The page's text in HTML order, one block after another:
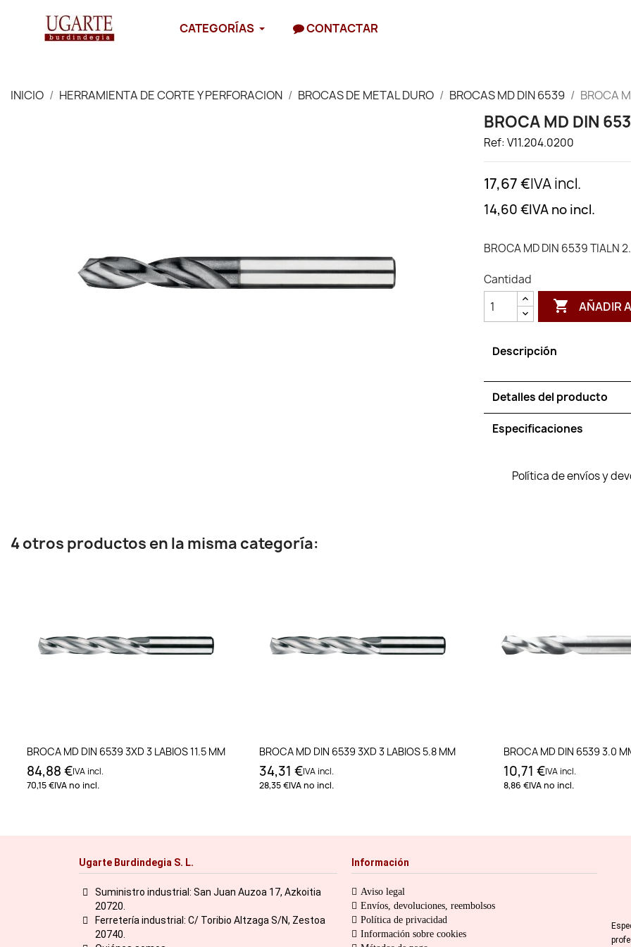
CATEGORÍAS CONTACTAR
INICIO HERRAMIENTA DE CORTE Y PERFORACION BROCAS DE METAL DURO BROCAS MD DIN 6539 BROCA
BROCA MD DIN
Ref: V11.204.0200
17,67 €IVA incl.
14,60 €IVA no incl.
BROCA MD DIN 6539 TIALN
Cantidad
 AÑADIR
Descripción
Detalles del producto
Especificaciones
Política de envíos y
4 otros productos en la misma categoría:
Añadir al carrito
BROCA MD DIN 6539 3XD 3 LABIOS 11.5 MM
84,88 €IVA incl.
70,15 €IVA no incl.
Añadir al carrito
BROCA MD DIN 6539 3XD 3 LABIOS 5.8 MM
34,31 €IVA incl.
28,35 €IVA no incl.
Añadir al
BROCA MD DIN 6539 3.0
10,71 €IVA incl.
8,86 €IVA no incl.
Ugarte Burdindegia S. L.
Suministro industrial: San Juan Auzoa 17, Azkoitia
20720.
Ferretería industrial: C/ Toribio Altzaga S/N, Zestoa
20740.
Información
Aviso legal
Envíos, devoluciones, reembolsos
Política de privacidad
Información sobre cookies